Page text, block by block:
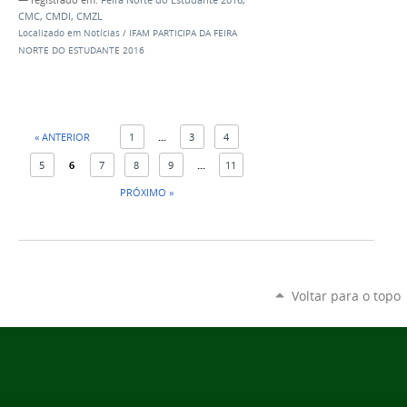
CMC, CMDI, CMZL
Localizado em Notícias / IFAM PARTICIPA DA FEIRA
NORTE DO ESTUDANTE 2016
« ANTERIOR 1 ... 3 4
5 6 7 8 9 ...
11
PRÓXIMO »
Voltar para o topo